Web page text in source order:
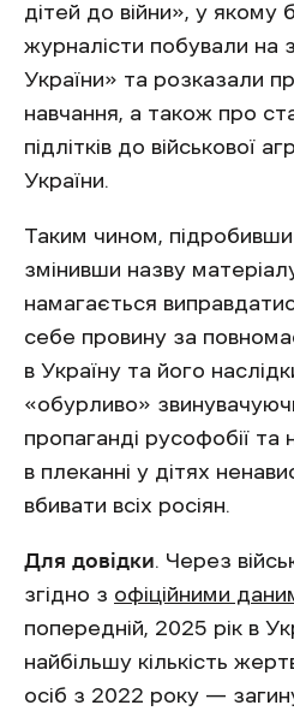
дітей до війни», у якому
журналісти побували на
України» та розказали
навчання, а також про
підлітків до військової
України.
Таким чином,
змінивши назву
намагається
себе провину за
в Україну та його
«обурливо»
пропаганді русофобії та
в плеканні у дітях
вбивати всіх росіян.
Для довідки . Через
згідно з офіційними
попередній, 2025 рік в
найбільшу кількість
осіб з 2022 року —